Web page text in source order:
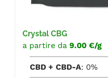
Crystal CBG
a partire da 9.00 €/g
CBD + CBD-A: 0%